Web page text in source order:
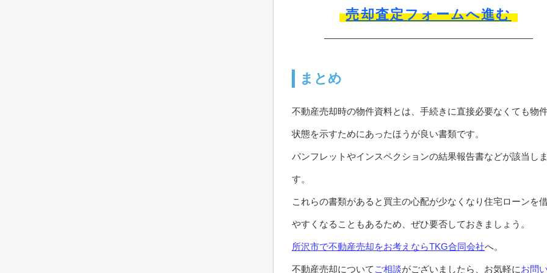
売却査定フォームへ進む
まとめ
不動産売却時の物件資料とは、手続きに直接必要なくても物
状態を示すためにあったほうが良い書類です。
パンフレットやインスペクションの結果報告書などが該当し
す。
これらの書類があると買主の心配が少なくなり住宅ローンを
やすくなることもあるため、ぜひ要否しておきましょう。
所沢市で不動産売却をお考えならTKG合同会社へ。
不動産売却について ご相談がございましたら、お気軽にお問